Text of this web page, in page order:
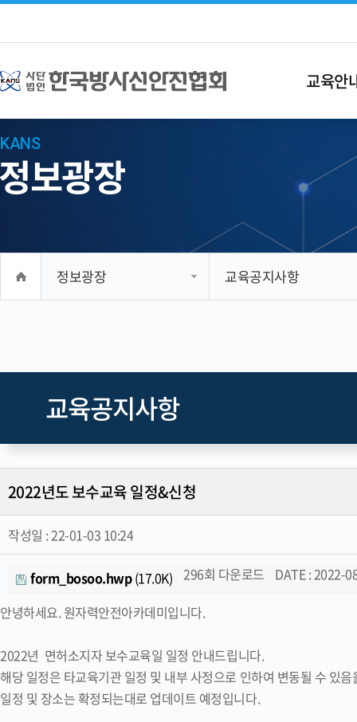
교육안
KANS
보광장
정보광장 교육공지사항
교육공지사항
2022년도 보수교육 일정&신청
작성일 :22-01-03 10:24
form_bosoo.hwp(17.0K) 296회 다운로드
DATE : 2022-
안녕하세요. 원자력안전아카데미입니다.
2022년 면허소지자 보수교육일 일정 안내드립니다.
해당 일정은 타교육기관 일정 및 내부 사정으로 인하여 변동될 수 있
일정 및 장소는 확정되는대로 업데이트 예정입니다.